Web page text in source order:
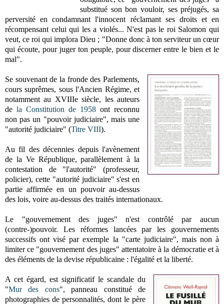
substitué son bon vouloir, ses préjugés, sa
perversité en condamnant l'innocent réclamant ses droits et en
récompensant celui qui les a violés... N'est pas le roi Salomon qui
veut, ce roi qui implora Dieu ; "Donne donc à ton serviteur un cœur
qui écoute, pour juger ton peuple, pour discerner entre le bien et le
mal".
Se souvenant de la fronde des Parlements,
cours suprêmes, sous l'Ancien Régime, et
notamment au XVIIIe siècle, les auteurs
dela Constitution de 1958 ont reconnu
non pas un "pouvoir judiciaire", mais une
"autorité judiciaire" (Titre VIII).
Au fil des décennies depuis l'avènement
de la Ve République, parallèlement à la
contestation de "l'autorité" (professeur,
policier), cette "autorité judiciaire" s'est en
partie affirmée en un pouvoir au-dessus
des lois, voire au-dessus des traités internationaux.
Le "gouvernement des juges" n'est contrôlé par aucun
(contre-)pouvoir. Les réformes lancées par les gouvernements
successifs ont visé par exemple la "carte judiciaire", mais non à
limiter ce "gouvernement des juges" attentatoire à la démocratie et à
des éléments de la devise républicaine : l'égalité et la liberté.
A cet égard, est significatif le scandale du
"Mur des cons", panneau constitué de
photographies de personnalités, dont le père